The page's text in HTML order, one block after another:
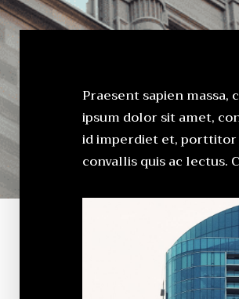
Praesent sapien
ipsum dolor sit amet,
id imperdiet et, porttitor
convallis quis ac lectus.